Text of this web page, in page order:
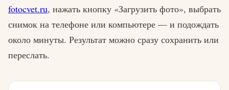
fotocvet.ru, нажать кнопку «Загрузить фото», выбрать
снимок на телефоне или компьютере — и подождать
около минуты. Результат можно сразу сохранить или
переслать.